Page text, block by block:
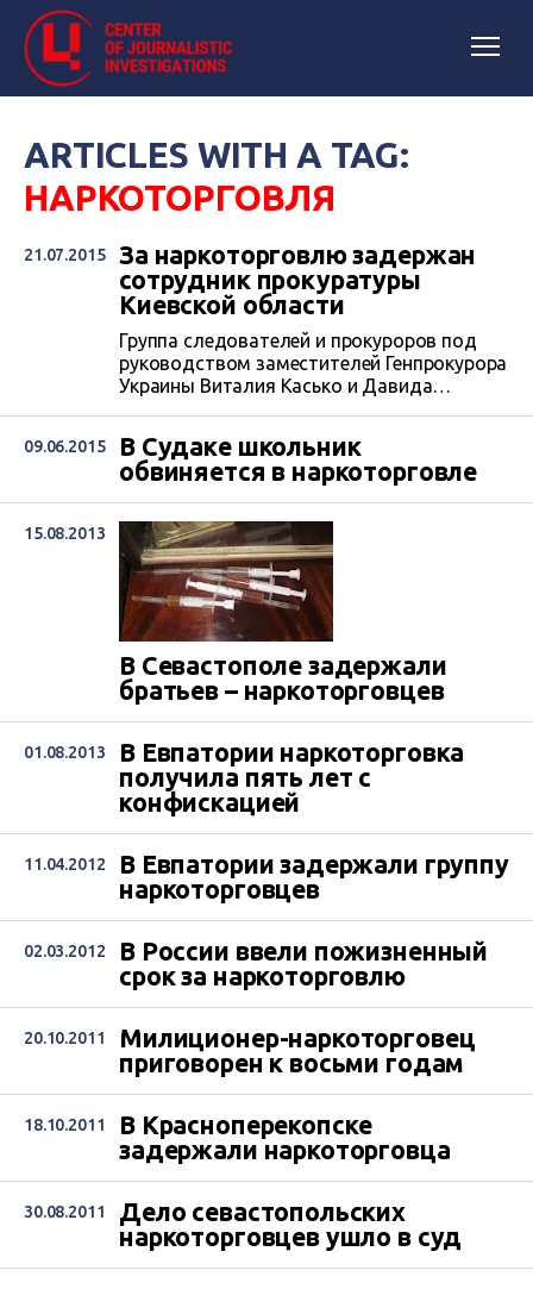
ARTICLES WITH A TAG:
НАРКОТОРГОВЛЯ
21.07.2015
За наркоторговлю задержан
сотрудник прокуратуры
Киевской области
Группа следователей и прокуроров под
руководством заместителей Генпрокурора
Украины Виталия Касько и Давида
горячем» задержали прокурора
прокуратуры Киевской области по
подозрению в систематической продаже
наркотиков. Об этом сообщил
заместитель генерального прокурора
Виталий Касько, информирует пресс-
служба Центра противодействия
коррупции. «Задержан на месте
совершения преступления, во время
продажи...
09.06.2015
В Судаке школьник
обвиняется в наркоторговле
15.08.2013
В Севастополе задержали
братьев – наркоторговцев
01.08.2013
В Евпатории наркоторговка
получила пять лет с
конфискацией
11.04.2012
В Евпатории задержали группу
наркоторговцев
02.03.2012
​В России ввели пожизненный
срок за наркоторговлю
20.10.2011
Милиционер-наркоторговец
приговорен к восьми годам
18.10.2011
В Красноперекопске
задержали наркоторговца
30.08.2011
Дело севастопольских
наркоторговцев ушло в суд